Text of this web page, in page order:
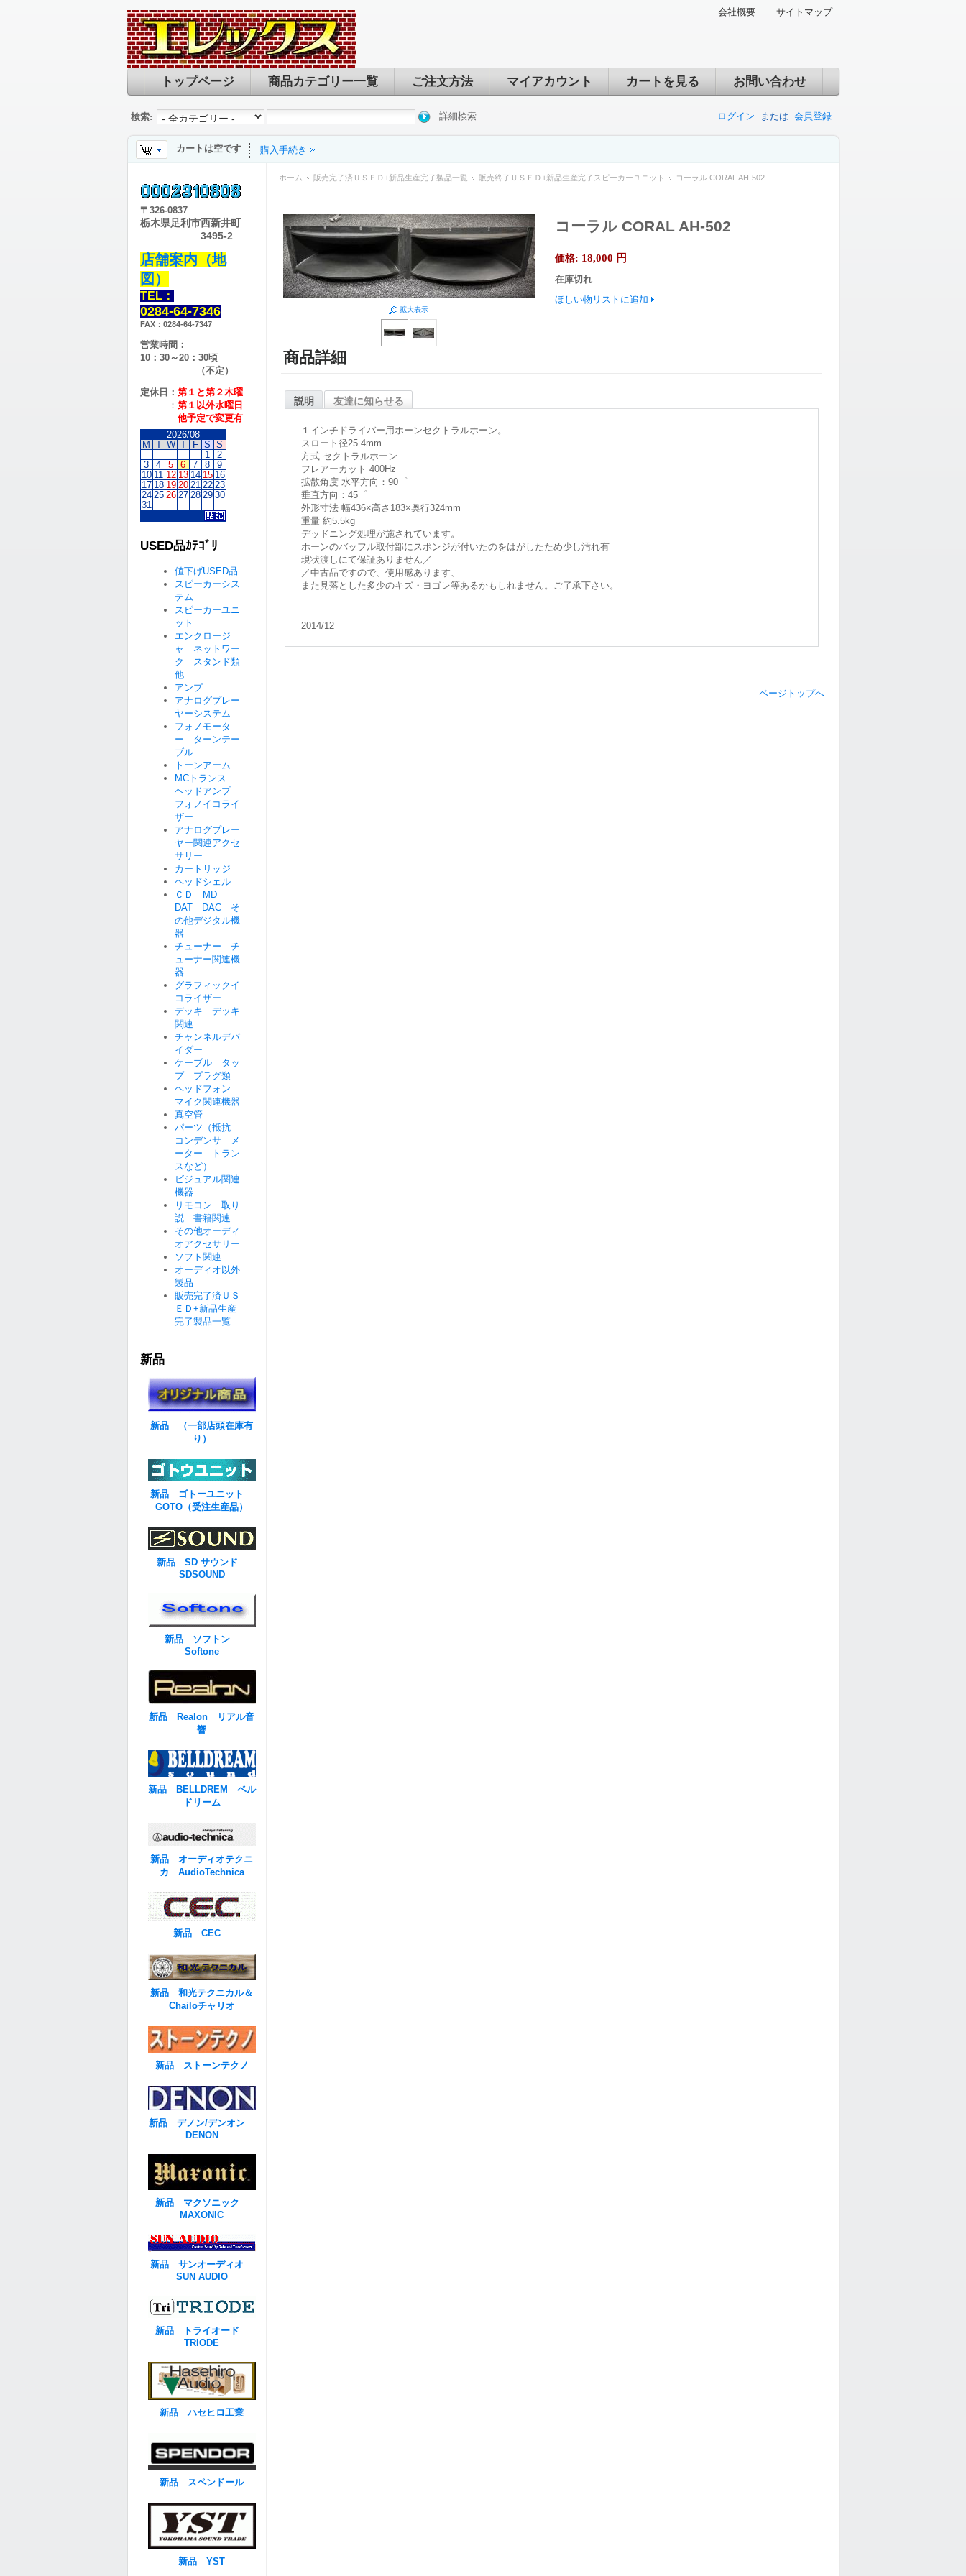
会社概要 サイトマップ
トップページ 商品カテゴリー一覧 ご注文方法 マイアカウント カートを見る お問い合わせ
ログイン または 会員登録
検索: 詳細検索
カートは空です 購入手続き
ホーム 販売完了済ＵＳＥＤ+新品生産完了製品一覧 販売終了ＵＳＥＤ+新品生産完了スピーカーユニット コーラル CORAL AH-502
拡大表示
コーラル CORAL AH-502
価格: 18,000 円
在庫切れ
ほしい物リストに追加
商品詳細
説明 友達に知らせる
１インチドライバー用ホーンセクトラルホーン。
スロート径25.4mm
方式 セクトラルホーン
フレアーカット 400Hz
拡散角度 水平方向：90゜
垂直方向：45゜
外形寸法 幅436×高さ183×奥行324mm
重量 約5.5kg
デッドニング処理が施されています。
ホーンのバッフル取付部にスポンジが付いたのをはがしたため少し汚れ有
現状渡しにて保証ありません／
／中古品ですので、使用感あります、
また見落とした多少のキズ・ヨゴレ等あるかもしれません。ご了承下さい。
2014/12
ページトップへ
〒 326-0837
栃木県足利市西新井町
3495-2
店舗案内（地
図）
TEL：
0284-64-7346
FAX：0284-64-7347
営業時間：
10：30～20：30頃
（不定）
定休日： 第１と第２木曜
： 第１以外水曜日
他予定で変更有
2026/08
M
T W T F S S
1
2
3
4 5 6 7 8
9
10 11 12 13 14 15 16
17 18 19 20 21 22 23
24 25 26 27 28 29 30
31
USED品ｶﾃｺﾞﾘ
値下げUSED品
スピーカーシス
テム
スピーカーユニ
ット
エンクロージ
ャ ネットワー
ク スタンド類
他
アンプ
アナログプレー
ヤーシステム
フォノモータ
ー ターンテー
ブル
トーンアーム
MCトランス
ヘッドアンプ
フォノイコライ
ザー
アナログプレー
ヤー関連アクセ
サリー
カートリッジ
ヘッドシェル
ＣＤ MD
DAT DAC そ
の他デジタル機
器
チューナー チ
ューナー関連機
器
グラフィックイ
コライザー
デッキ デッキ
関連
チャンネルデバ
イダー
ケーブル タッ
プ プラグ類
ヘッドフォン
マイク関連機器
真空管
パーツ（抵抗
コンデンサ メ
ーター トラン
スなど）
ビジュアル関連
機器
リモコン 取り
説 書籍関連
その他オーディ
オアクセサリー
ソフト関連
オーディオ以外
製品
販売完了済ＵＳ
ＥＤ+新品生産
完了製品一覧
新品
新品 （一部店頭在庫有
り）
新品 ゴトーユニット
GOTO（受注生産品）
新品 SD サウンド
SDSOUND
新品 ソフトン
Softone
新品 Realon リアル音
響
新品 BELLDREM ベル
ドリーム
新品 オーディオテクニ
カ AudioTechnica
新品 CEC
新品 和光テクニカル＆
Chailoチャリオ
新品 ストーンテクノ
新品 デノン/デンオン
DENON
新品 マクソニック
MAXONIC
新品 サンオーディオ
SUN AUDIO
新品 トライオード
TRIODE
新品 ハセヒロ工業
新品 スペンドール
新品 YST